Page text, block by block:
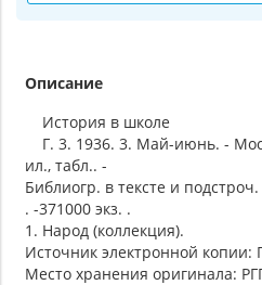
Описание
История в школе
Г. 3. 1936. 3. Май-июнь. -
ил., табл.. -
Библиогр. в тексте и
. -371000 экз. .
1. Народ (коллекция).
Источник электронной копии:
Место хранения оригинала: